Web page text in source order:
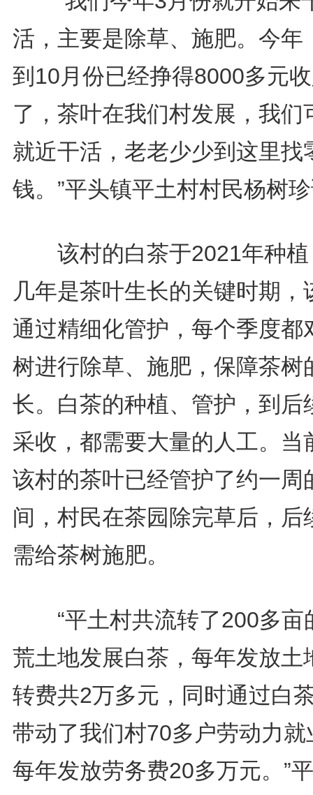
活，主要是除草、施肥。今年
到10月份已经挣得8000多元
了，茶叶在我们村发展，我们
就近干活，老老少少到这里找
钱。”平头镇平土村村民杨树
该村的白茶于2021年种植
几年是茶叶生长的关键时期，
通过精细化管护，每个季度都
树进行除草、施肥，保障茶树
长。白茶的种植、管护，到后
采收，都需要大量的人工。当
该村的茶叶已经管护了约一周
间，村民在茶园除完草后，后
需给茶树施肥。
“平土村共流转了200多亩
荒土地发展白茶，每年发放土
转费共2万多元，同时通过白
带动了我们村70多户劳动力就
每年发放劳务费20多万元。”